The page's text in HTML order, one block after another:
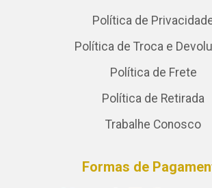
Política de
Política de Troca e
Política de Frete
Política de Retirada
Trabalhe Conosco
Formas de